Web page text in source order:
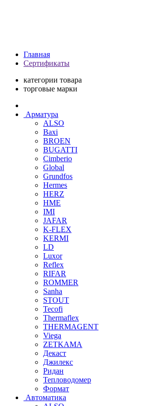
Главная
Сертификаты
категории товара
торговые марки
Арматура
ALSO
Baxi
BROEN
BUGATTI
Cimberio
Global
Grundfos
Hermes
HERZ
HME
IMI
JAFAR
K-FLEX
KERMI
LD
Luxor
Reflex
RIFAR
ROMMER
Sanha
STOUT
Tecofi
Thermaflex
THERMAGENT
Viega
ZETKAMA
Декаст
Джилекс
Ридан
Тепловодомер
Формат
Автоматика